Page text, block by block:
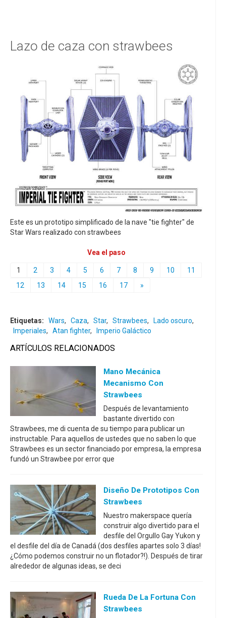
Lazo de caza con strawbees
Este es un prototipo simplificado de la nave "tie fighter" de
Star Wars realizado con strawbees
Vea el paso
1 2 3 4 5 6 7 8 9 10
11
12
13 14 15 16 17 »
Etiquetas: Wars, Caza, Star, Strawbees, Lado oscuro,
Imperiales, Atan fighter, Imperio Galáctico
ARTÍCULOS RELACIONADOS
Mano Mecánica
Mecanismo Con
Strawbees
Después de levantamiento
bastante divertido con
Strawbees, me di cuenta de su tiempo para publicar un
instructable. Para aquellos de ustedes que no saben lo que
Strawbees es un sector financiado por empresa, la empresa
fundó un Strawbee por error que
Diseño De Prototipos Con
Strawbees
Nuestro makerspace quería
construir algo divertido para el
desfile del Orgullo Gay Yukon y
el desfile del día de Canadá (dos desfiles apartes solo 3 días!
¿Cómo podemos construir no un flotador?!). Después de tirar
alrededor de algunas ideas, se deci
Rueda De La Fortuna Con
Strawbees